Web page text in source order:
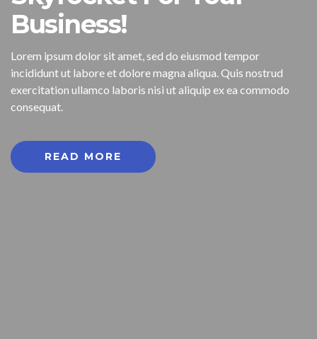
Business!
Lorem ipsum dolor sit amet, sed do eiusmod tempor
incididunt ut labore et dolore magna aliqua. Quis nostrud
exercitation ullamco laboris nisi ut aliquip ex ea commodo
consequat.
READ MORE